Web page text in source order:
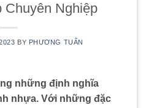
Chuyên Nghiệp
BY PHƯƠNG TUẤN
những định nghĩa
nhựa. Với những đặc